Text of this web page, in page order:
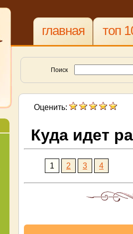
главная топ
Поиск
Оценить:
Куда идет
1 2 3 4